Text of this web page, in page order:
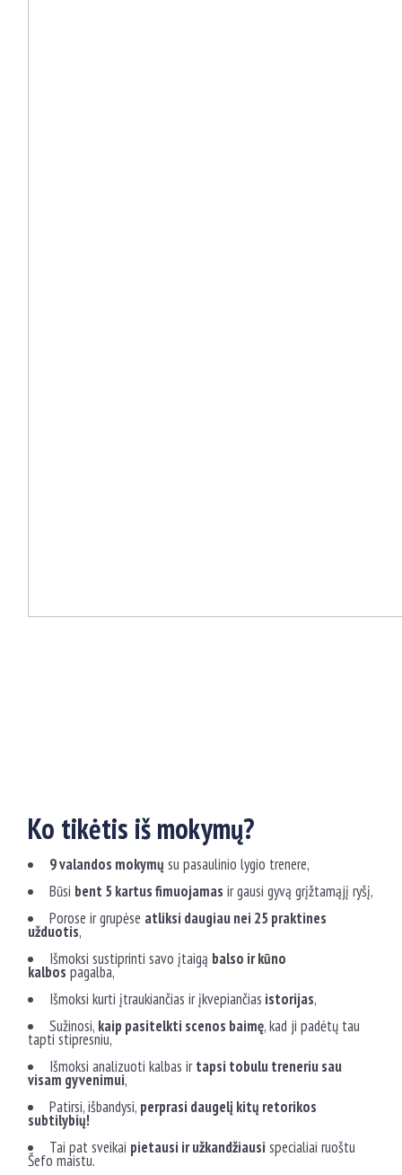
Ko tikėtis iš mokymų?
9 valandos mokymų su pasaulinio lygio trenere,
Būsi bent 5 kartus fimuojamas ir gausi gyvą grįžtamąjį ryšį,
Porose ir grupėse atliksi daugiau nei 25 praktines
užduotis,
Išmoksi sustiprinti savo įtaigą balso ir kūno
kalbos pagalba,
Išmoksi kurti įtraukiančias ir įkvepiančias istorijas,
Sužinosi, kaip pasitelkti scenos baimę, kad ji padėtų tau
tapti stipresniu,
Išmoksi analizuoti kalbas irtapsi tobulu treneriu sau
visam gyvenimui,
Patirsi, išbandysi, perprasi daugelį kitų retorikos
subtilybių!
Tai pat sveikai pietausi ir užkandžiausi specialiai ruoštu
Šefo maistu.